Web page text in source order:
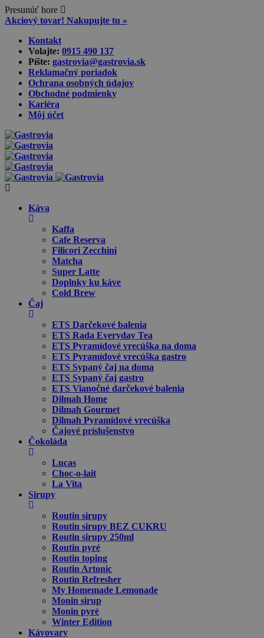
Presunúť hore
Akciový tovar! Nakupujte tu »
content
Kontakt
Volajte: 0915 490 137‬
Píšte: gastrovia@gastrovia.sk‬
Reklamačný poriadok
Ochrana osobných údajov
Obchodné podmienky
Kariéra
Môj účet
Káva
Kaffa
Cafe Reserva
Filicori Zecchini
Matcha
Super Latte
Doplnky ku káve
Cold Brew
Čaj
ETS Darčekové balenia
ETS Rada Everyday Tea
ETS Pyramídové vrecúška na doma
ETS Pyramídové vrecúška gastro
ETS Sypaný čaj na doma
ETS Sypaný čaj gastro
ETS Vianočné darčekové balenia
Dilmah Home
Dilmah Gourmet
Dilmah Pyramídové vrecúška
Čajové príslušenstvo
Čokoláda
Lucas
Choc-o-lait
La Vita
Sirupy
Routin sirupy
Routin sirupy BEZ CUKRU
Routin sirupy 250ml
Routin pyré
Routin toping
Routin Artonic
Routin Refresher
My Homemade Lemonade
Monin sirup
Monin pyré
Winter Edition
Kávovary